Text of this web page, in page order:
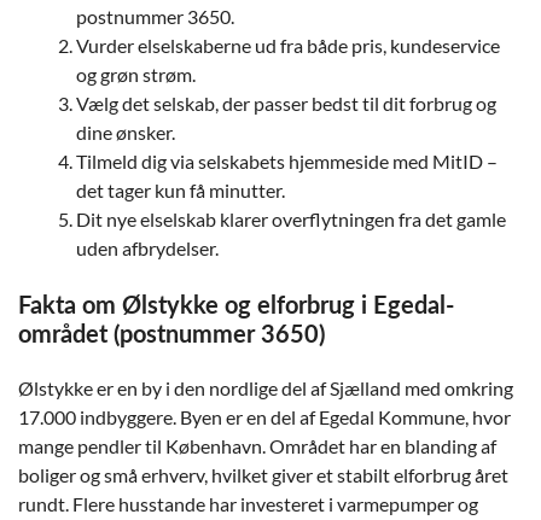
postnummer 3650.
Vurder elselskaberne ud fra både pris, kundeservice
og grøn strøm.
Vælg det selskab, der passer bedst til dit forbrug og
dine ønsker.
Tilmeld dig via selskabets hjemmeside med MitID –
det tager kun få minutter.
Dit nye elselskab klarer overflytningen fra det gamle
uden afbrydelser.
Fakta om Ølstykke og elforbrug i Egedal-
området (postnummer 3650)
Ølstykke er en by i den nordlige del af Sjælland med omkring
17.000 indbyggere. Byen er en del af Egedal Kommune, hvor
mange pendler til København. Området har en blanding af
boliger og små erhverv, hvilket giver et stabilt elforbrug året
rundt. Flere husstande har investeret i varmepumper og